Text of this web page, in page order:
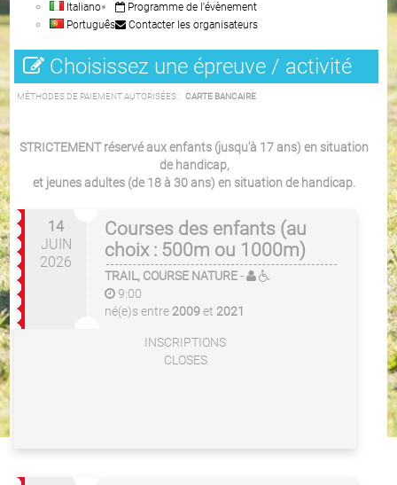
Italiano
Português
Programme de l'évènement
Contacter les organisateurs
Choisissez une épreuve / activité
MÉTHODES DE PAIEMENT AUTORISÉES : CARTE BANCAIRE
STRICTEMENT réservé aux enfants (jusqu'à 17 ans) en situation
de handicap,
et jeunes adultes (de 18 à 30 ans) en situation de handicap.
14
JUIN
2026
Courses des enfants (au
choix : 500m ou 1000m)
TRAIL, COURSE NATURE-
9:00
né(e)s entre 2009et 2021
INSCRIPTIONS
CLOSES